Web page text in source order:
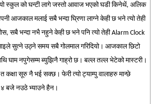
स्कुल को घन्टी लागे जस्तो आवाज भएको घडी किनेथें, अलिक
आजकाल मलाई सबै भन्दा घ्रिणा लाग्ने केही छ भने त्यो तेही
सबै भन्दा नभै नहुने केही छ भने पनि त्यो तेही Alarm Clock
सुत्ने उठ्ने समय सबै गोलमाल गरिदियो। आजकाल छिटो
घाम नपुगेसम्म ब्युझिनै गाह्रो छ। बल्ल तल्ल भेटेको मास्टरी।
कक्षा सूरु नै भई सक्छ। फेरी त्यो ट्याम्पु वालाहरु मान्छे
बजे नउठे भ्याउने हैन।